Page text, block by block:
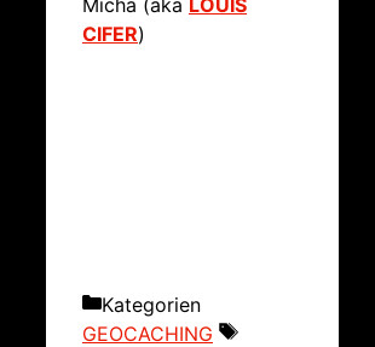
CIFER)
Kategorien
GEOCACHING